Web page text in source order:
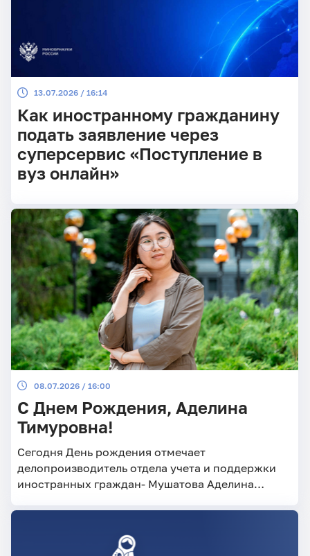
13.07.2026 / 16:14
Как иностранному гражданину
подать заявление через
суперсервис «Поступление в
вуз онлайн»
08.07.2026 / 16:00
С Днем Рождения, Аделина
Тимуровна!
Сегодня День рождения отмечает
делопроизводитель отдела учета и поддержки
иностранных граждан- Мушатова Аделина